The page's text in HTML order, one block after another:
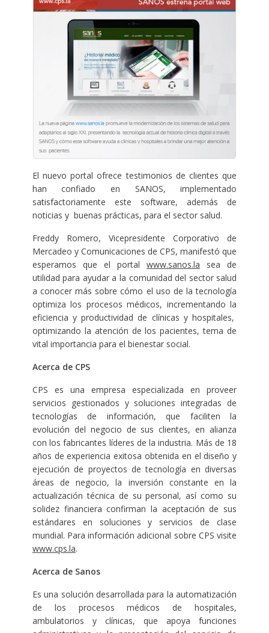
El nuevo portal ofrece testimonios de clientes que
han confiado en SANOS, implementado
satisfactoriamente este software, además de
noticias y buenas prácticas, para el sector salud.
Freddy Romero, Vicepresidente Corporativo de
Mercadeo y Comunicaciones de CPS, manifestó que
esperamos que el portalwww.sanos.la sea de
utilidad para ayudar a la comunidad del sector salud
a conocer más sobre cómo el uso de la tecnología
optimiza los procesos médicos, incrementando la
eficiencia y productividad de clínicas y hospitales,
optimizando la atención de los pacientes, tema de
vital importancia para el bienestar social.
Acerca de CPS
CPS es una empresa especializada en proveer
servicios gestionados y soluciones integradas de
tecnologías de información, que faciliten la
evolución del negocio de sus clientes, en alianza
con los fabricantes líderes de la industria. Más de 18
años de experiencia exitosa obtenida en el diseño y
ejecución de proyectos de tecnología en diversas
áreas de negocio, la inversión constante en la
actualización técnica de su personal, así como su
solidez financiera confirman la aceptación de sus
estándares en soluciones y servicios de clase
mundial. Para información adicional sobre CPS visite
www.cps.la.
Acerca de Sanos
Es una solución desarrollada para la automatización
de los procesos médicos de hospitales,
ambulatorios y clínicas, que apoya funciones